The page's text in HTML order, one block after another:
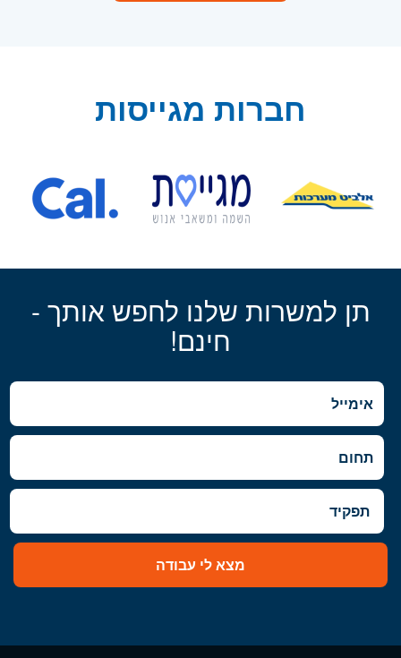
חברות מגייסות
תן למשרות שלנו לחפש אותך -
חינם!
מצא לי עבודה